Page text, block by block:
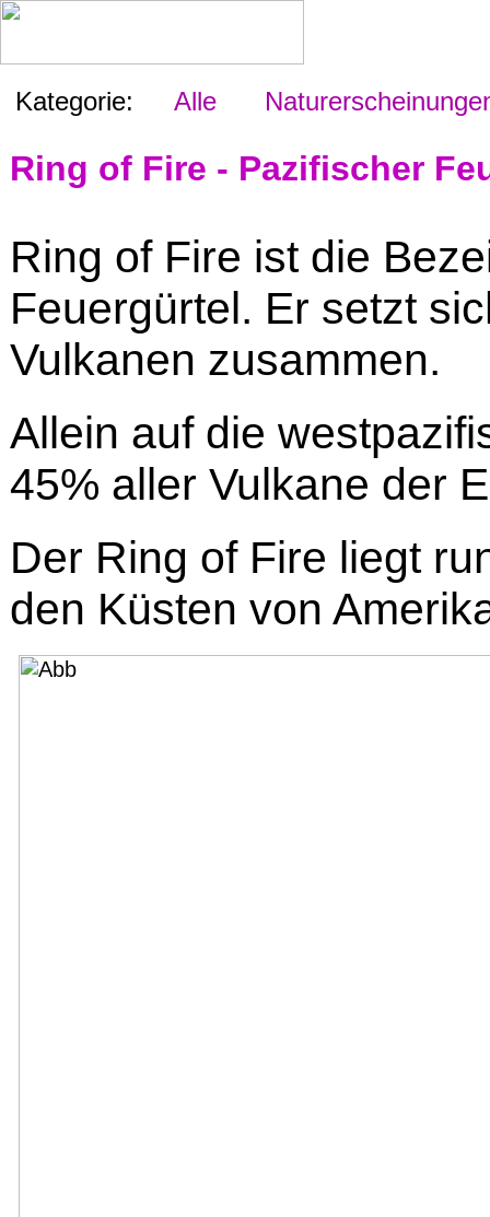
Kategorie: Alle
Ring of Fire - Pazifischer
Ring of Fire ist die
Feuergürtel. Er setzt
Vulkanen zusammen.
Allein auf die
45% aller Vulkane der
Der Ring of Fire liegt
den Küsten von